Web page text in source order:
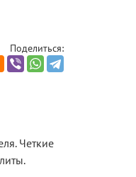
Поделиться:
Четкие